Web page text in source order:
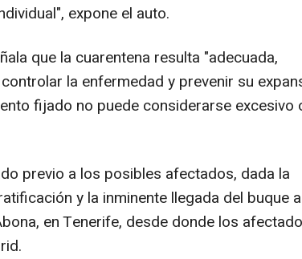
expone el auto.
que la cuarentena resulta "adecuada,
la enfermedad y prevenir su
fijado no puede considerarse excesivo
previo a los posibles afectados, dada la
y la inminente llegada del buque
en Tenerife, desde donde los